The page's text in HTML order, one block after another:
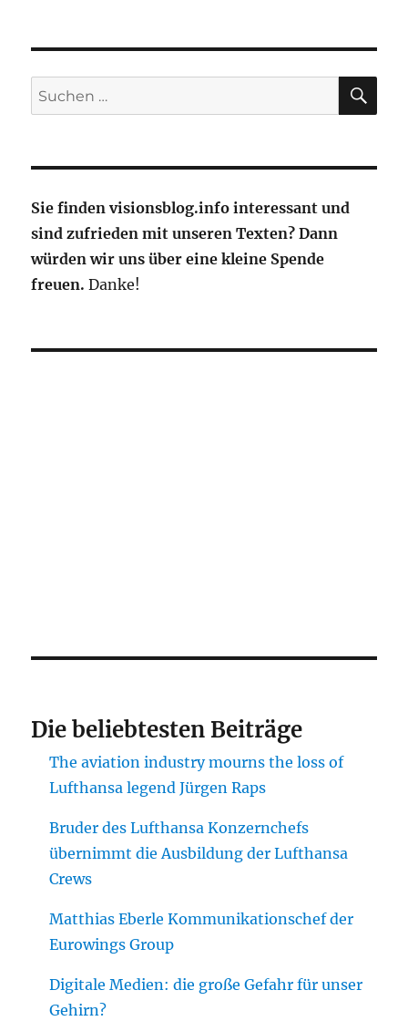
neuer
Chef
Suche
nach:
Sie finden visionsblog.info interessant und
sind zufrieden mit unseren Texten? Dann
würden wir uns über eine kleine Spende
freuen. Danke!
Die beliebtesten Beiträge
The aviation industry mourns the loss of
Lufthansa legend Jürgen Raps
Bruder des Lufthansa Konzernchefs
übernimmt die Ausbildung der Lufthansa
Crews
Matthias Eberle Kommunikationschef der
Eurowings Group
Digitale Medien: die große Gefahr für unser
Gehirn?